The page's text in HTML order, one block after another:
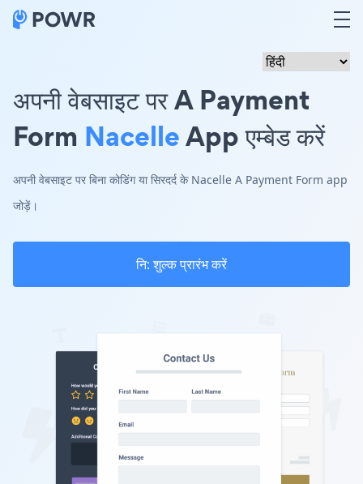
अपनी वेबसाइट पर A Payment
Form NacelleApp एम्बेड करें
अपनी वेबसाइट पर बिना कोडिंग या सिरदर्द के Nacelle A Payment Form app
जोड़ें।
नि: शुल्क प्रारंभ करें